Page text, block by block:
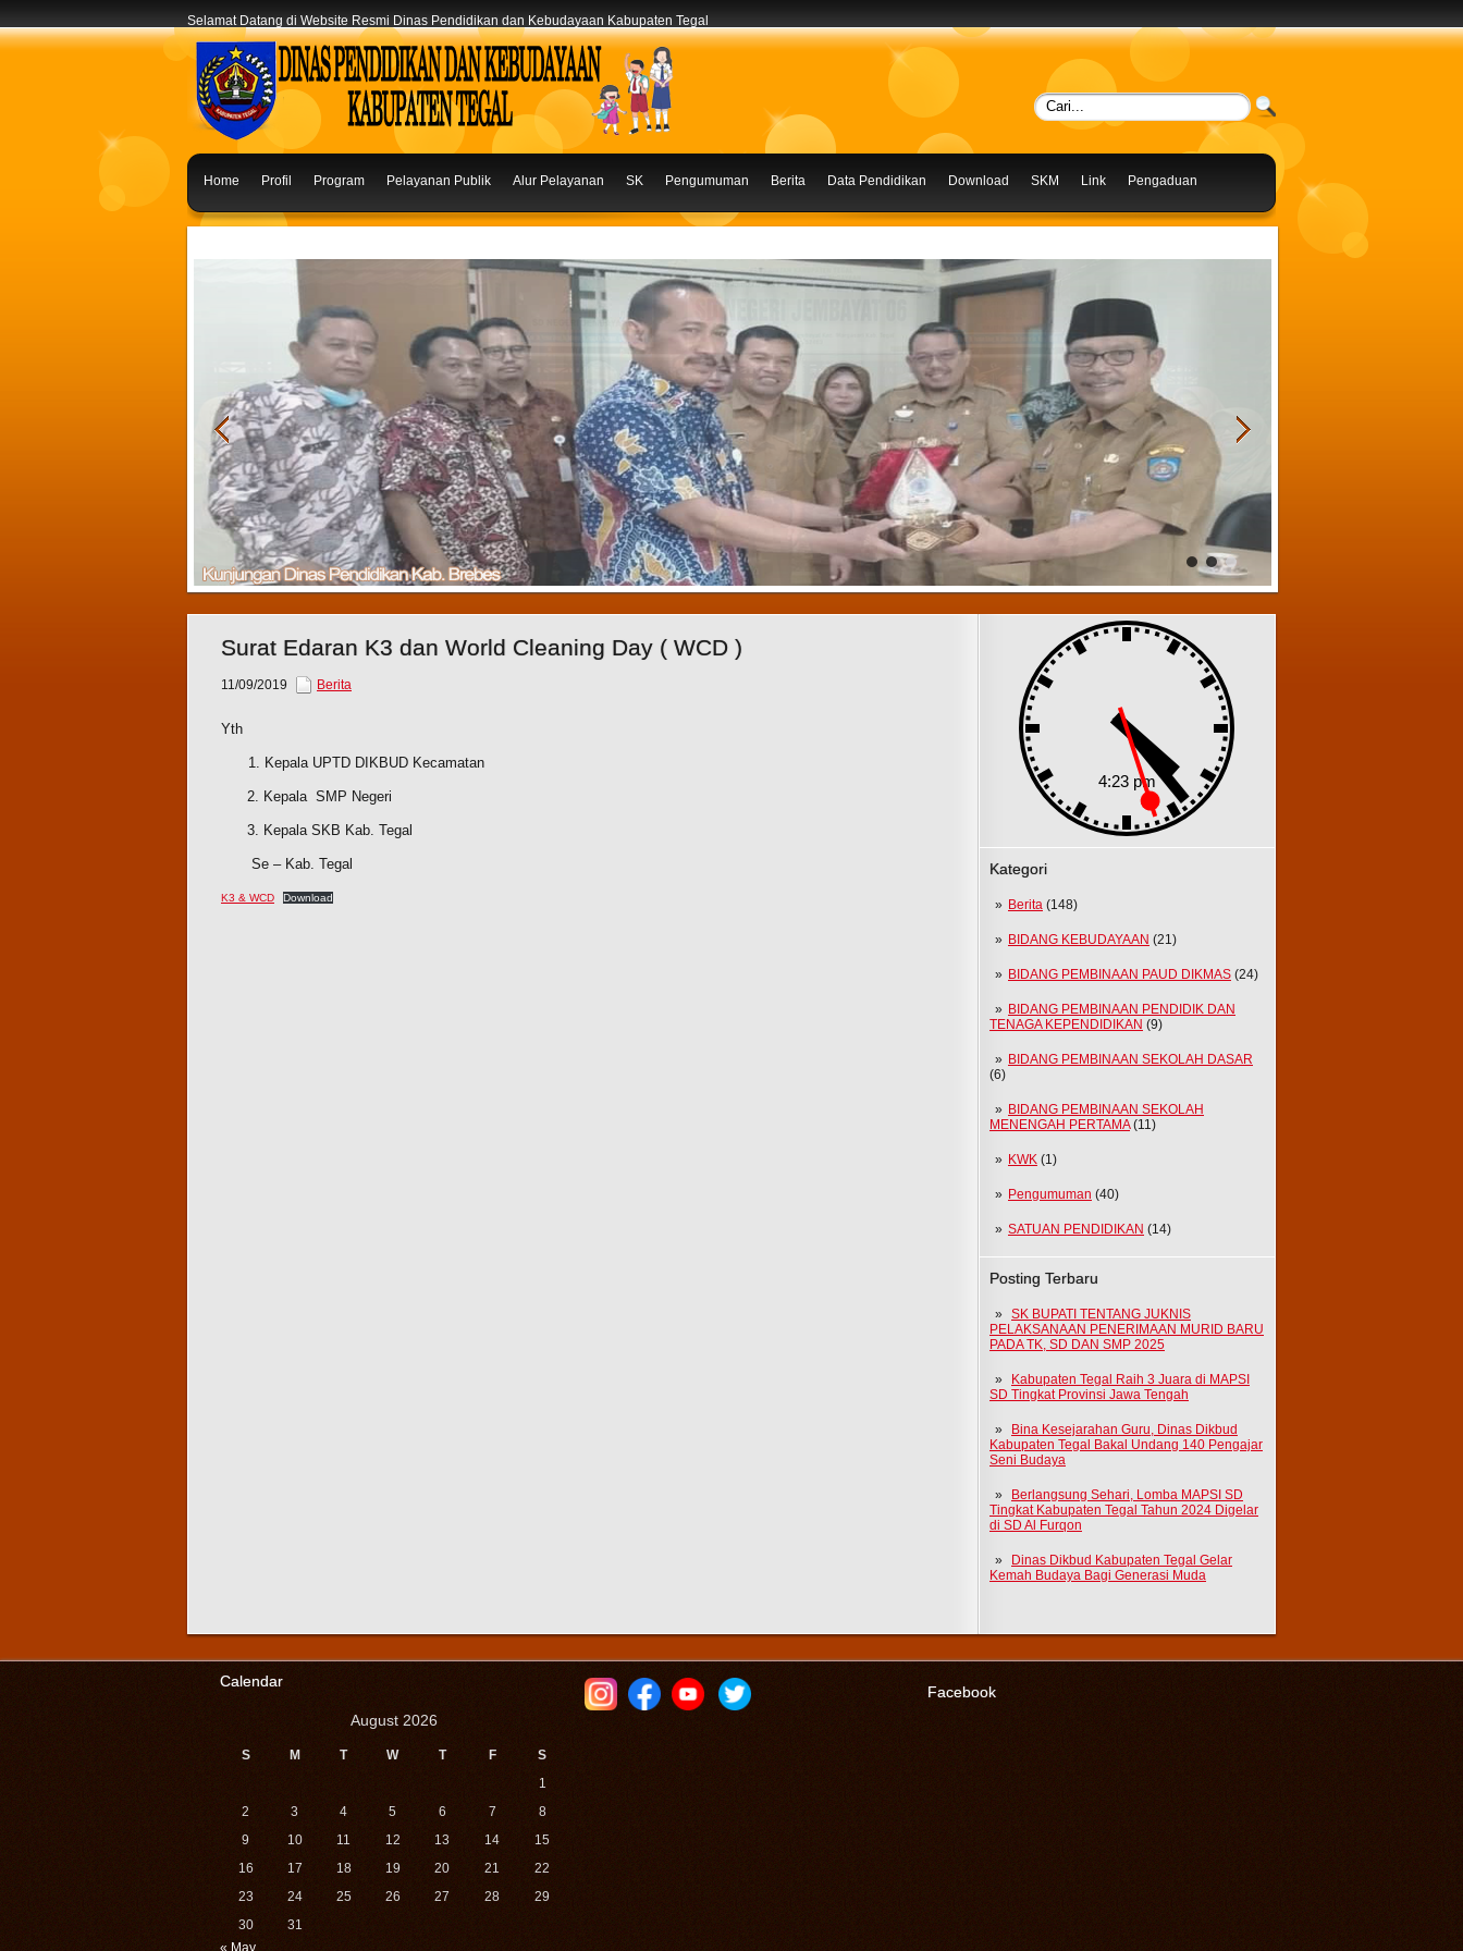
Selamat Datang di Website Resmi Dinas Pendidikan dan Kebudayaan Kabupaten Tegal
Home Profil Program Pelayanan Publik Alur Pelayanan SK Pengumuman Berita Data Pendidikan Download SKM Link Pengaduan
1 2 3
Kategori
Berita (148)
BIDANG KEBUDAYAAN (21)
BIDANG PEMBINAAN PAUD DIKMAS (24)
BIDANG PEMBINAAN PENDIDIK DAN
TENAGA KEPENDIDIKAN (9)
BIDANG PEMBINAAN SEKOLAH DASAR
(6)
BIDANG PEMBINAAN SEKOLAH
MENENGAH PERTAMA(11)
KWK (1)
Pengumuman (40)
SATUAN PENDIDIKAN (14)
Posting Terbaru
SK BUPATI TENTANG JUKNIS
PELAKSANAAN PENERIMAAN MURID BARU
PADA TK, SD DAN SMP 2025
Kabupaten Tegal Raih 3 Juara di MAPSI
SD Tingkat Provinsi Jawa Tengah
Bina Kesejarahan Guru, Dinas Dikbud
Kabupaten Tegal Bakal Undang 140 Pengajar
Seni Budaya
Berlangsung Sehari, Lomba MAPSI SD
Tingkat Kabupaten Tegal Tahun 2024 Digelar
di SD Al Furqon
Dinas Dikbud Kabupaten Tegal Gelar
Kemah Budaya Bagi Generasi Muda
Surat Edaran K3 dan World Cleaning Day ( WCD )
11/09/2019 Berita
Yth
Kepala UPTD DIKBUD Kecamatan
2. Kepala SMP Negeri
3. Kepala SKB Kab. Tegal
Se – Kab. Tegal
K3 & WCD Download
Calendar
August 2026
S M T W T F
S
1
2
3 4 5 6 7
8
9
10 11 12 13 14
15
16
17 18 19 20 21
22
23
24 25 26 27 28
29
30
31
« May
Facebook